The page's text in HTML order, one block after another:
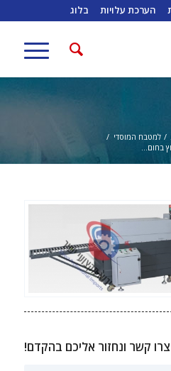
הערכת עלויות בלוג
/ למטבח המוסדי /
בחום...
קשר ונחזור אליכם בהקדם!